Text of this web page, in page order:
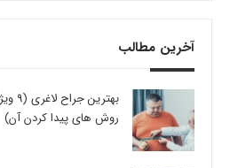
آخرین مطالب
روش های پیدا کردن آن)